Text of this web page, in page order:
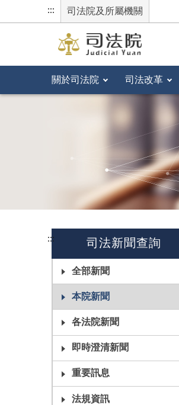
::: 司法院及所屬機關
關於司法院 司法改革
::: 司法新聞查詢
全部新聞
本院新聞
各法院新聞
即時澄清新聞
重要訊息
法規資訊